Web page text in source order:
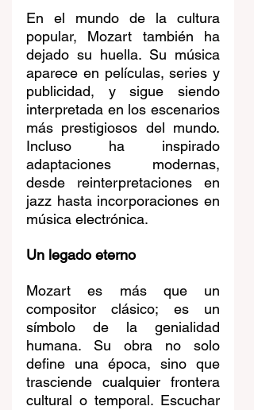
En el mundo de la cultura
popular, Mozart también ha
dejado su huella. Su música
aparece en películas, series y
publicidad, y sigue siendo
interpretada en los escenarios
más prestigiosos del mundo.
Incluso ha inspirado
adaptaciones modernas,
desde reinterpretaciones en
jazz hasta incorporaciones en
música electrónica.
Un legado eterno
Mozart es más que un
compositor clásico; es un
símbolo de la genialidad
humana. Su obra no solo
define una época, sino que
trasciende cualquier frontera
cultural o temporal. Escuchar